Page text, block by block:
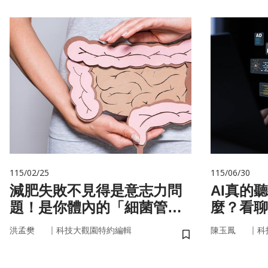
115/02/25
減肥失敗不見得是意志力問
題！是你體內的「細菌管
家」在幫你囤油
洪孟樊 ｜ 科技大觀園特約編輯
儲存書籤
115/06/30
AI真的
麼？看
言科技
陳玉鳳 ｜ 科